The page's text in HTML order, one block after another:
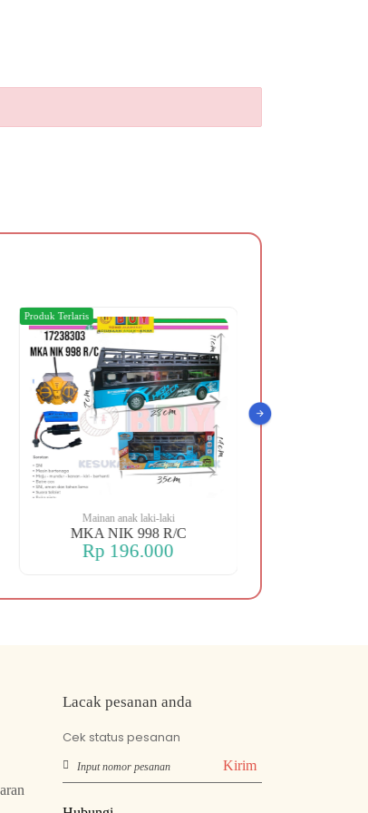
Mainan anak laki-laki
MKA NIK 998 R/C
Rp 196.000
Produk Terlaris
Lacak pesanan anda
Cek status pesanan
Kirim